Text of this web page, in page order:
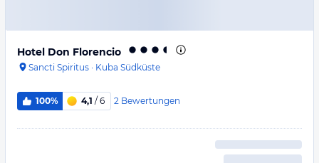
Hotel Don Florencio
Sancti Spiritus · Kuba Südküste
100% 4,1 / 6 2 Bewertungen